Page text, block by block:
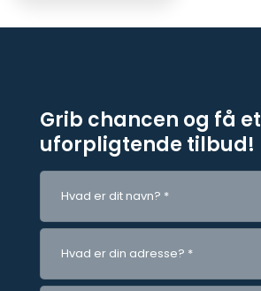
Grib chancen og få et
uforpligtende tilbud!